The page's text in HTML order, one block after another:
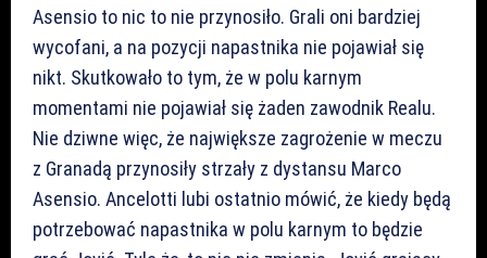
Asensio to nic to nie przynosiło. Grali oni bardziej
wycofani, a na pozycji napastnika nie pojawiał się
nikt. Skutkowało to tym, że w polu karnym
momentami nie pojawiał się żaden zawodnik Realu.
Nie dziwne więc, że największe zagrożenie w meczu
z Granadą przynosiły strzały z dystansu Marco
Asensio. Ancelotti lubi ostatnio mówić, że kiedy będą
potrzebować napastnika w polu karnym to będzie